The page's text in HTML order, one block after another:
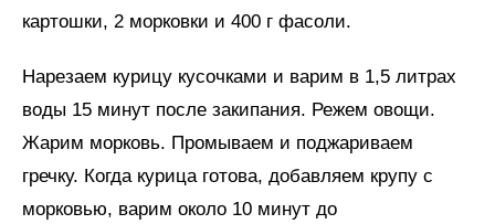
картошки, 2 морковки и 400 г фасоли.
Нарезаем курицу кусочками и варим в 1,5 литрах
воды 15 минут после закипания. Режем овощи.
Жарим морковь. Промываем и поджариваем
гречку. Когда курица готова, добавляем крупу с
морковью, варим около 10 минут до